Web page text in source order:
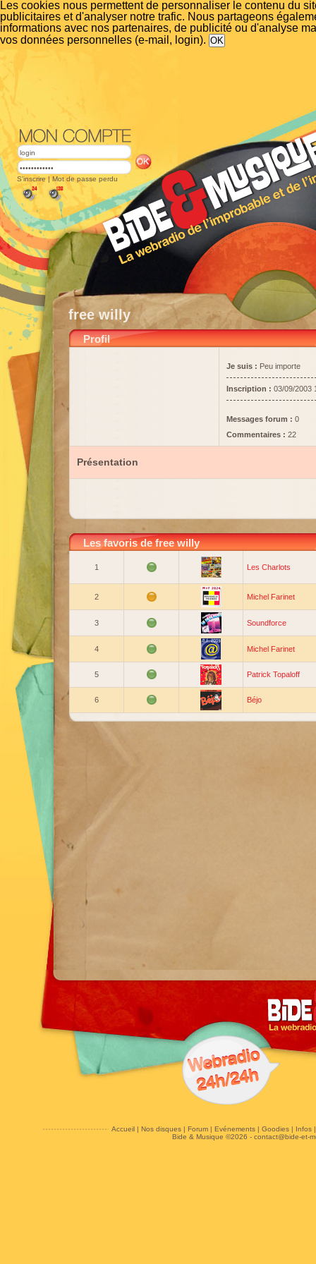
Les cookies nous permettent de personnaliser le contenu du
publicitaires et d'analyser notre trafic. Nous partageons
informations avec nos partenaires, de publicité ou d'analyse
vos données personnelles (e-mail, login).
S'inscrire | Mot de passe perdu
free willy
Profil
Je suis : Peu importe
Inscription : 03/09/2003
Messages forum : 0
Commentaires : 22
Présentation
Les favoris de free willy
1 Les Charlots
2 Michel Farinet
3 Soundforce
4 Michel Farinet
5 Patrick Topaloff
6 Béjo
Accueil| Nos disques| Forum| Evénements| Goodies| Infos
Bide & Musique ©2026 - contact@bide-et-